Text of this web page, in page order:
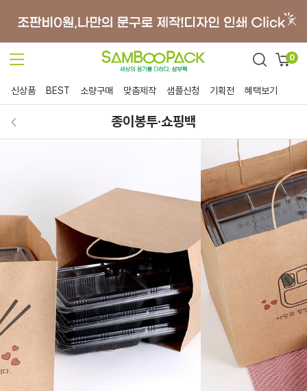
0
신상품 BEST 소량구매 맞춤제작 샘플신청 기획전 혜택보기
종이봉투·쇼핑백